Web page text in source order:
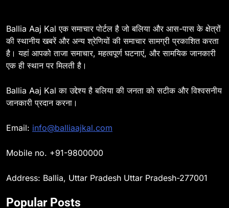
BALLIA NATIONAL
8
के साथ रेलवे स्टेशन व शहर में किया पैदल
BALLIA NATIONAL
Ballia : एकता, अखंडता और राष्ट्रप्रेम
अधीक्षक ओमवीर सिंह ने दिलाई शपथ, दी
Ballia Aaj Kal एक समाचार पोर्टल है जो बलिया और आस-पास के क्षेत्रों
की स्थानीय खबरें और अन्य श्रेणियों की समाचार सामग्री प्रकाशित करता
है। यहां आपको ताजा समाचार, महत्वपूर्ण घटनाएं, और सामयिक जानकारी
एक ही स्थान पर मिलती है।
Ballia Aaj Kal का उद्देश्य है बलिया की जनता को सटीक और विश्वसनीय
जानकारी प्रदान करना।
Email: info@balliaajkal.com
Mobile no. +91-9800000
Address: Ballia, Uttar Pradesh Uttar Pradesh-277001
Popular Posts